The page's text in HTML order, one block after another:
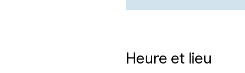
Heure et lieu